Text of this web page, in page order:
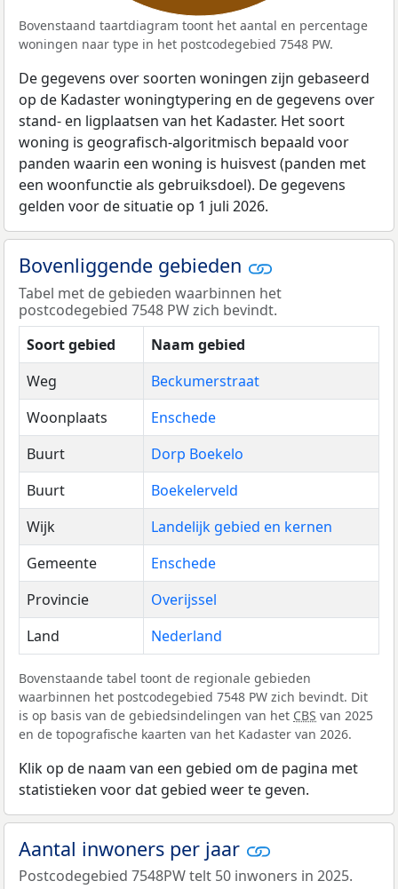
Bovenstaand taartdiagram toont het aantal en percentage
woningen naar type in het postcodegebied 7548 PW.
De gegevens over soorten woningen zijn gebaseerd
op de Kadaster woningtypering en de gegevens over
stand- en ligplaatsen van het Kadaster. Het soort
woning is geografisch-algoritmisch bepaald voor
panden waarin een woning is huisvest (panden met
een woonfunctie als gebruiksdoel). De gegevens
gelden voor de situatie op 1 juli 2026.
Bovenliggende gebieden
Tabel met de gebieden waarbinnen het
postcodegebied 7548 PW zich bevindt.
Soort gebied
Naam gebied
Weg
Beckumerstraat
Woonplaats
Enschede
Buurt
Dorp Boekelo
Buurt
Boekelerveld
Wijk
Landelijk gebied en kernen
Gemeente
Enschede
Provincie
Overijssel
Land
Nederland
Bovenstaande tabel toont de regionale gebieden
waarbinnen het postcodegebied 7548 PW zich bevindt. Dit
is op basis van de gebiedsindelingen van het CBS van 2025
en de topografische kaarten van het Kadaster van 2026.
Klik op de naam van een gebied om de pagina met
statistieken voor dat gebied weer te geven.
Aantal inwoners per jaar
Postcodegebied 7548PW telt 50 inwoners in 2025.